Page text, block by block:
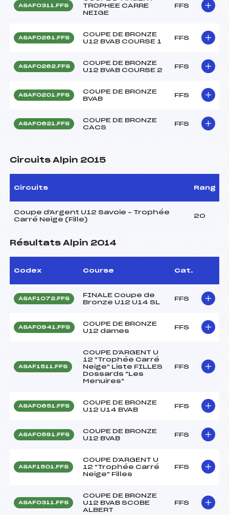
ASAF0311.FFS
TROPHEE CARRE
NEIGE
FFS
ASAF0261.FFS
COUPE DE BRONZE
U12 BVAB COURSE 1
FFS
ASAF0262.FFS
COUPE DE BRONZE
U12 BVAB COURSE 2
FFS
ASAF0201.FFS
COUPE DE BRONZE
BVAB
FFS
ASAF0621.FFS
COUPE DE BRONZE
CACS
FFS
Circuits Alpin 2015
Circuits Rang
Coupe d'Argent U12 Savoie – Trophée
Carré Neige (Fille)
20
Résultats Alpin 2014
Codex Course Cat.
ASAF1072.FFS
FINALE Coupe de
Bronze U12 U14 SL
FFS
ASAF0941.FFS
COUPE DE BRONZE
U12 dames
FFS
ASAF1511.FFS
COUPE D'ARGENT U
12 "Trophée Carré
Neige" Liste FILLES
Dossards "Les
Menuires"
FFS
ASAF0651.FFS
COUPE DE BRONZE
U12 U14 BVAB
FFS
ASAF0591.FFS
COUPE DE BRONZE
U12 BVAB
FFS
ASAF1501.FFS
COUPE D'ARGENT U
12 "Trophée Carré
Neige" Filles
FFS
ASAF0311.FFS
COUPE DE BRONZE
U12 BVAB SCOBE
ALBERT
FFS